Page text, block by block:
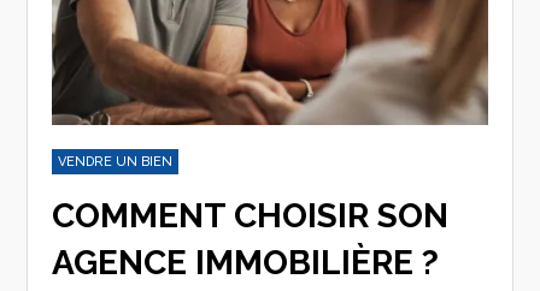
VENDRE UN BIEN
COMMENT CHOISIR SON
AGENCE IMMOBILIÈRE ?